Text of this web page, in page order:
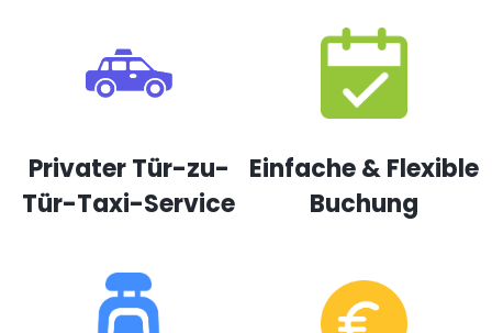
Privater Tür-zu-
Tür-Taxi-Service
Einfache & Flexible
Buchung